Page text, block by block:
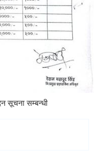
सूचना सम्बन्धी